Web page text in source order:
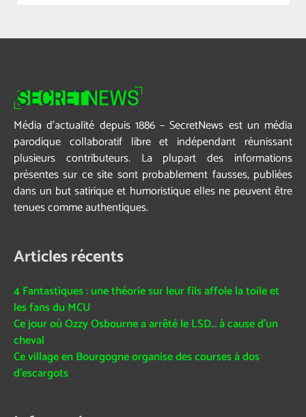
Média d’actualité depuis 1886 – SecretNews est un média
parodique collaboratif libre et indépendant réunissant
plusieurs contributeurs. La plupart des informations
présentes sur ce site sont probablement fausses, publiées
dans un but satirique et humoristique elles ne peuvent être
tenues comme authentiques.
Articles récents
4 Fantastiques : une théorie sur leur fils affole la toile et
les fans du MCU
Ce jour où Ozzy Osbourne a arrêté le LSD… à cause d’un
cheval
Ce village en Bourgogne organise des courses à dos
d’escargots